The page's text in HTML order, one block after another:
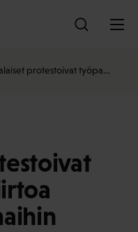
protestoivat työpa…